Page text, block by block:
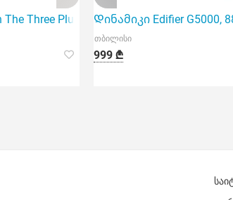
Three Plus WalnutᲓინამიკი Edifier G5000,
თბილისი
999 ₾